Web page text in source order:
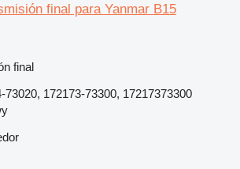
final para Yanmar B15
final
73020, 172173-73300, 17217373300